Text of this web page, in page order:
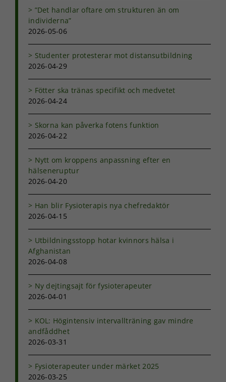
”Det handlar oftare om strukturen än om
individerna”
2026-05-06
Studenter protesterar mot distansutbildning
2026-04-29
Fötter ska tränas specifikt och medvetet
2026-04-24
Skorna kan påverka fotens funktion
2026-04-22
Nytt om kroppens anpassning efter en
hälseneruptur
2026-04-20
Han blir Fysioterapis nya chefredaktör
2026-04-15
Utbildningsstopp hotar kvinnors hälsa i
Afghanistan
2026-04-08
Ny dejtingsajt för fysioterapeuter
2026-04-01
KOL: Högintensiv intervallträning gav mindre
andfåddhet
2026-03-31
Fysioterapeuter under märket 2025
2026-03-25
möjligt under
ditt besök.
kakorna
kommer viss
från
hemsidan.
Marknadsföring
beteende när du
personligt
anpassat innehåll